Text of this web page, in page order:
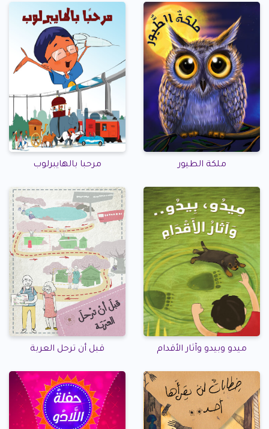
ملكة الطيور مرحبا بالهايبرلوب
ميدو وبيدو وآثار الأقدام قبل أن ترحل العربة